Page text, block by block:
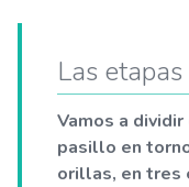
Las etapas
Vamos a
pasillo en
orillas, en tres